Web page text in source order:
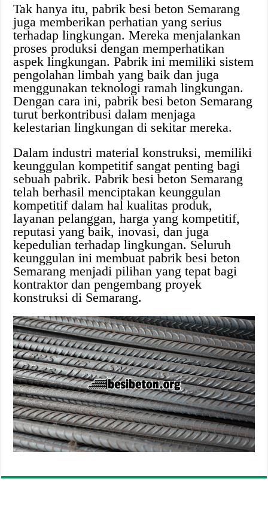
Tak hanya itu, pabrik besi beton Semarang
juga memberikan perhatian yang serius
terhadap lingkungan. Mereka menjalankan
proses produksi dengan memperhatikan
aspek lingkungan. Pabrik ini memiliki sistem
pengolahan limbah yang baik dan juga
menggunakan teknologi ramah lingkungan.
Dengan cara ini, pabrik besi beton Semarang
turut berkontribusi dalam menjaga
kelestarian lingkungan di sekitar mereka.
Dalam industri material konstruksi, memiliki
keunggulan kompetitif sangat penting bagi
sebuah pabrik. Pabrik besi beton Semarang
telah berhasil menciptakan keunggulan
kompetitif dalam hal kualitas produk,
layanan pelanggan, harga yang kompetitif,
reputasi yang baik, inovasi, dan juga
kepedulian terhadap lingkungan. Seluruh
keunggulan ini membuat pabrik besi beton
Semarang menjadi pilihan yang tepat bagi
kontraktor dan pengembang proyek
konstruksi di Semarang.